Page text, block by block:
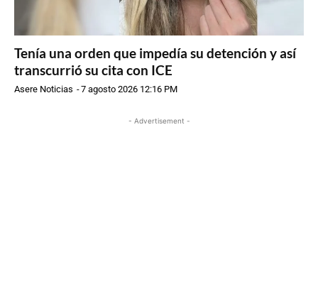
Tenía una orden que impedía su detención y así
transcurrió su cita con ICE
Asere Noticias -7 agosto 2026 12:16 PM
- Advertisement -